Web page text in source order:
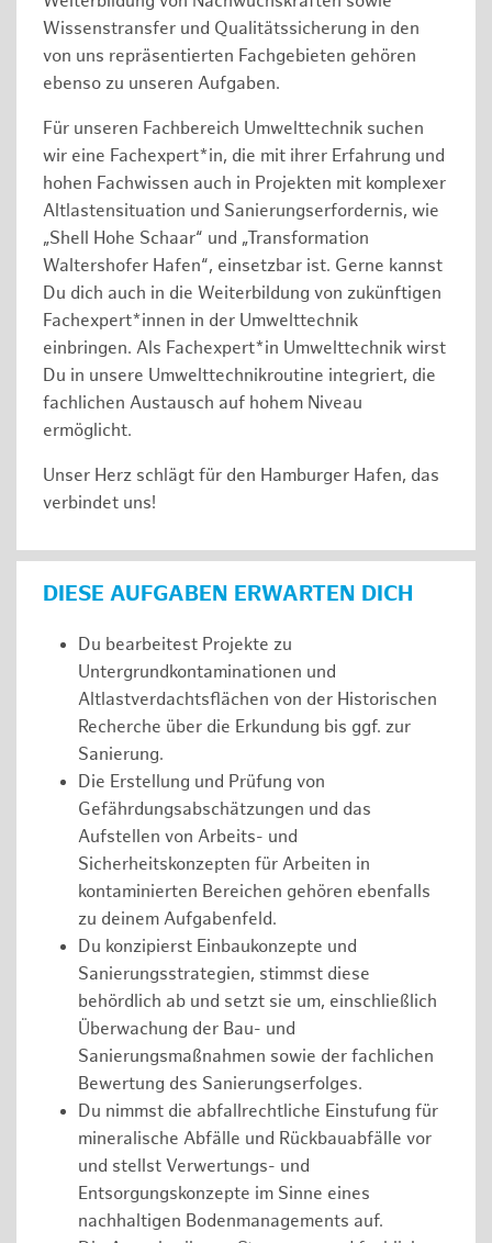
Wissenstransfer und Qualitätssicherung in den
von uns repräsentierten Fachgebieten gehören
ebenso zu unseren Aufgaben.
Für unseren Fachbereich Umwelttechnik suchen
wir eine Fachexpert*in, die mit ihrer Erfahrung und
hohen Fachwissen auch in Projekten mit komplexer
Altlastensituation und Sanierungserfordernis, wie
„Shell Hohe Schaar“ und „Transformation
Waltershofer Hafen“, einsetzbar ist. Gerne kannst
Du dich auch in die Weiterbildung von zukünftigen
Fachexpert*innen in der Umwelttechnik
einbringen. Als Fachexpert*in Umwelttechnik wirst
Du in unsere Umwelttechnikroutine integriert, die
fachlichen Austausch auf hohem Niveau
ermöglicht.
Unser Herz schlägt für den Hamburger Hafen, das
verbindet uns!
DIESE AUFGABEN ERWARTEN DICH
Du bearbeitest Projekte zu
Untergrundkontaminationen und
Altlastverdachtsflächen von der Historischen
Recherche über die Erkundung bis ggf. zur
Sanierung.
Die Erstellung und Prüfung von
Gefährdungsabschätzungen und das
Aufstellen von Arbeits- und
Sicherheitskonzepten für Arbeiten in
kontaminierten Bereichen gehören ebenfalls
zu deinem Aufgabenfeld.
Du konzipierst Einbaukonzepte und
Sanierungsstrategien, stimmst diese
behördlich ab und setzt sie um, einschließlich
Überwachung der Bau- und
Sanierungsmaßnahmen sowie der fachlichen
Bewertung des Sanierungserfolges.
Du nimmst die abfallrechtliche Einstufung für
mineralische Abfälle und Rückbauabfälle vor
und stellst Verwertungs- und
Entsorgungskonzepte im Sinne eines
nachhaltigen Bodenmanagements auf.